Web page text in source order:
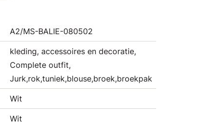
A2/MS-BALIE-080502
kleding, accessoires en decoratie,
Complete outfit,
Jurk,rok,tuniek,blouse,broek,broekpak
Wit
Wit